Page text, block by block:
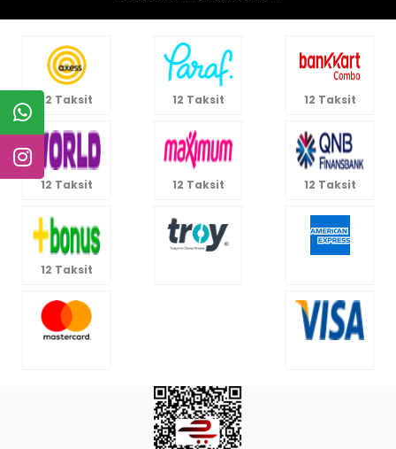
12 Taksit 12 Taksit 12 Taksit
12 Taksit 12 Taksit 12 Taksit
12 Taksit